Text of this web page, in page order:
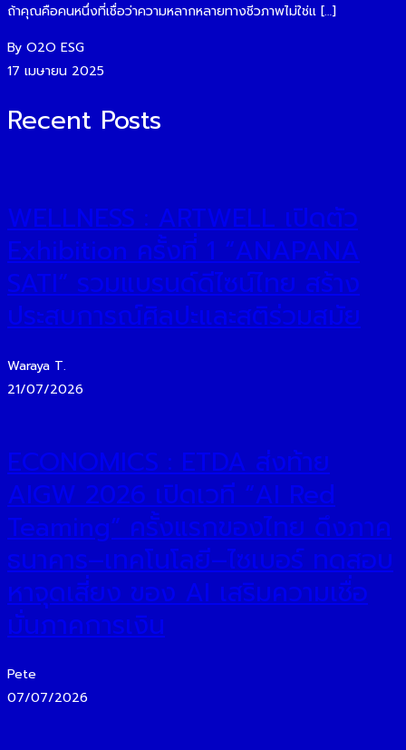
ถ้าคุณคือคนหนึ่งที่เชื่อว่าความหลากหลายทางชีวภาพไม่ใช่แ […]
By O2O ESG
17 เมษายน 2025
Recent Posts
WELLNESS : ARTWELL เปิดตัว
Exhibition ครั้งที่ 1 “ANAPANA
SATI” รวมแบรนด์ดีไซน์ไทย สร้าง
ประสบการณ์ศิลปะและสติร่วมสมัย
Waraya T.
21/07/2026
ECONOMICS : ETDA ส่งท้าย
AIGW 2026 เปิดเวที “AI Red
Teaming” ครั้งแรกของไทย ดึงภาค
ธนาคาร–เทคโนโลยี–ไซเบอร์ ทดสอบ
หาจุดเสี่ยง ของ AI เสริมความเชื่อ
มั่นภาคการเงิน
Pete
07/07/2026